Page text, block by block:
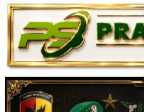
Loncat
ke
konten